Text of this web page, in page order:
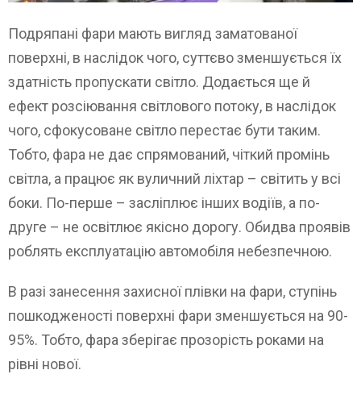
Подряпані фари мають вигляд заматованої
поверхні, в наслідок чого, суттєво зменшується їх
здатність пропускати світло. Додається ще й
ефект розсіювання світлового потоку, в наслідок
чого, сфокусоване світло перестає бути таким.
Тобто, фара не дає спрямований, чіткий промінь
світла, а працює як вуличний ліхтар – світить у всі
боки. По-перше – засліплює інших водіїв, а по-
друге – не освітлює якісно дорогу. Обидва проявів
роблять експлуатацію автомобіля небезпечною.
В разі занесення захисної плівки на фари, ступінь
пошкодженості поверхні фари зменшується на 90-
95%. Тобто, фара зберігає прозорість роками на
рівні нової.